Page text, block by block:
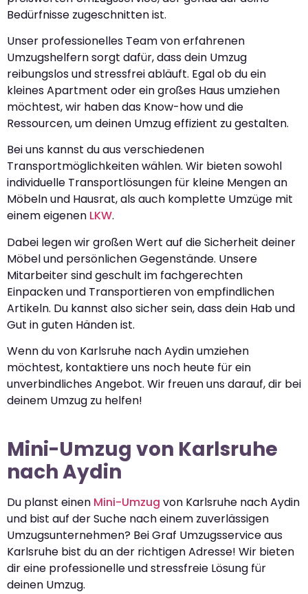
Bedürfnisse zugeschnitten ist.
Unser professionelles Team von erfahrenen
Umzugshelfern sorgt dafür, dass dein Umzug
reibungslos und stressfrei abläuft. Egal ob du ein
kleines Apartment oder ein großes Haus umziehen
möchtest, wir haben das Know-how und die
Ressourcen, um deinen Umzug effizient zu gestalten.
Bei uns kannst du aus verschiedenen
Transportmöglichkeiten wählen. Wir bieten sowohl
individuelle Transportlösungen für kleine Mengen an
Möbeln und Hausrat, als auch komplette Umzüge mit
einem eigenen LKW.
Dabei legen wir großen Wert auf die Sicherheit deiner
Möbel und persönlichen Gegenstände. Unsere
Mitarbeiter sind geschult im fachgerechten
Einpacken und Transportieren von empfindlichen
Artikeln. Du kannst also sicher sein, dass dein Hab und
Gut in guten Händen ist.
Wenn du von Karlsruhe nach Aydin umziehen
möchtest, kontaktiere uns noch heute für ein
unverbindliches Angebot. Wir freuen uns darauf, dir bei
deinem Umzug zu helfen!
Mini-Umzug von Karlsruhe
nach Aydin
Du planst einen Mini-Umzug von Karlsruhe nach Aydin
und bist auf der Suche nach einem zuverlässigen
Umzugsunternehmen? Bei Graf Umzugsservice aus
Karlsruhe bist du an der richtigen Adresse! Wir bieten
dir eine professionelle und stressfreie Lösung für
deinen Umzug.